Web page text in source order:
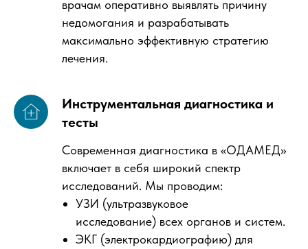
врачам оперативно выявлять причину
недомогания и разрабатывать
максимально эффективную стратегию
лечения.
Инструментальная диагностика и
тесты
Современная диагностика в «ОДАМЕД»
включает в себя широкий спектр
исследований. Мы проводим:
УЗИ (ультразвуковое
исследование) всех органов и систем.
ЭКГ (электрокардиографию) для